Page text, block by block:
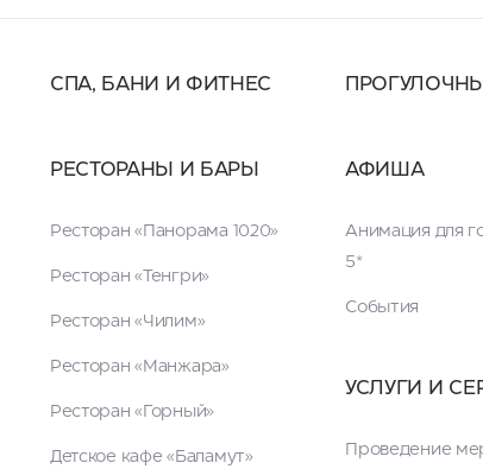
СПА, БАНИ И ФИТНЕС
РЕСТОРАНЫ И БАРЫ
Ресторан «Панорама 1020»
Ресторан «Тенгри»
Ресторан «Чилим»
Ресторан «Манжара»
Ресторан «Горный»
Детское кафе «Баламут»
АФИША
Анимация для
5*
События
УСЛУГИ И
Проведение